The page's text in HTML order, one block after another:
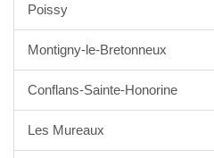
Poissy
Montigny-le-Bretonneux
Conflans-Sainte-Honorine
Les Mureaux